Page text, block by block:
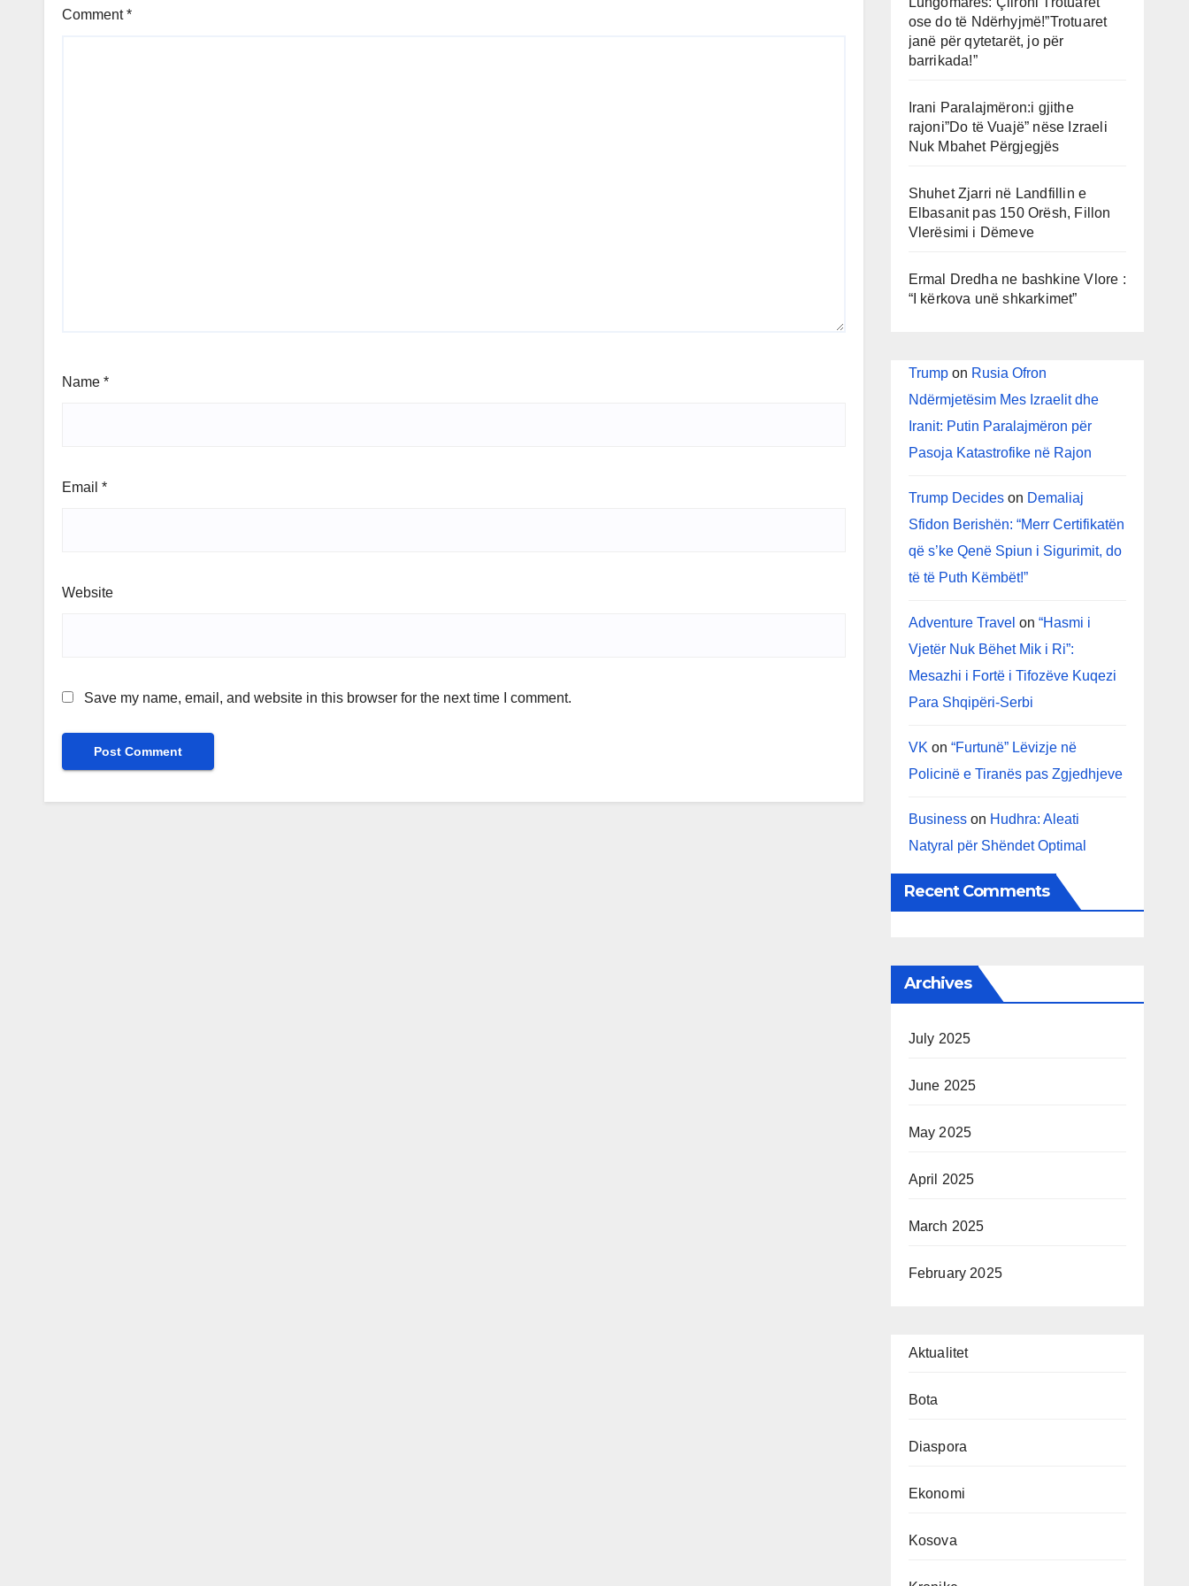
Comment*
Name *
Email *
Website
Save my name, email, and website in this browser for the next time I comment.
ose do të Ndërhyjmë!”Trotuaret
janë për qytetarët, jo për
barrikada!”
Irani Paralajmëron:i gjithe
rajoni”Do të Vuajë” nëse Izraeli
Nuk Mbahet Përgjegjës
Shuhet Zjarri në Landfillin e
Elbasanit pas 150 Orësh, Fillon
Vlerësimi i Dëmeve
Ermal Dredha ne bashkine Vlore :
“I kërkova unë shkarkimet”
Trumpon Rusia Ofron
Ndërmjetësim Mes Izraelit dhe
Iranit: Putin Paralajmëron për
Pasoja Katastrofike në Rajon
Trump Decideson Demaliaj
Sfidon Berishën: “Merr Certifikatën
që s’ke Qenë Spiun i Sigurimit, do
të të Puth Këmbët!”
Adventure Travel on “Hasmi i
Vjetër Nuk Bëhet Mik i Ri”:
Mesazhi i Fortë i Tifozëve Kuqezi
Para Shqipëri-Serbi
VK on “Furtunë” Lëvizje në
Policinë e Tiranës pas Zgjedhjeve
Businesson Hudhra: Aleati
Natyral për Shëndet Optimal
Recent Comments
Archives
July 2025
June 2025
May 2025
April 2025
March 2025
February 2025
Aktualitet
Bota
Diaspora
Ekonomi
Kosova